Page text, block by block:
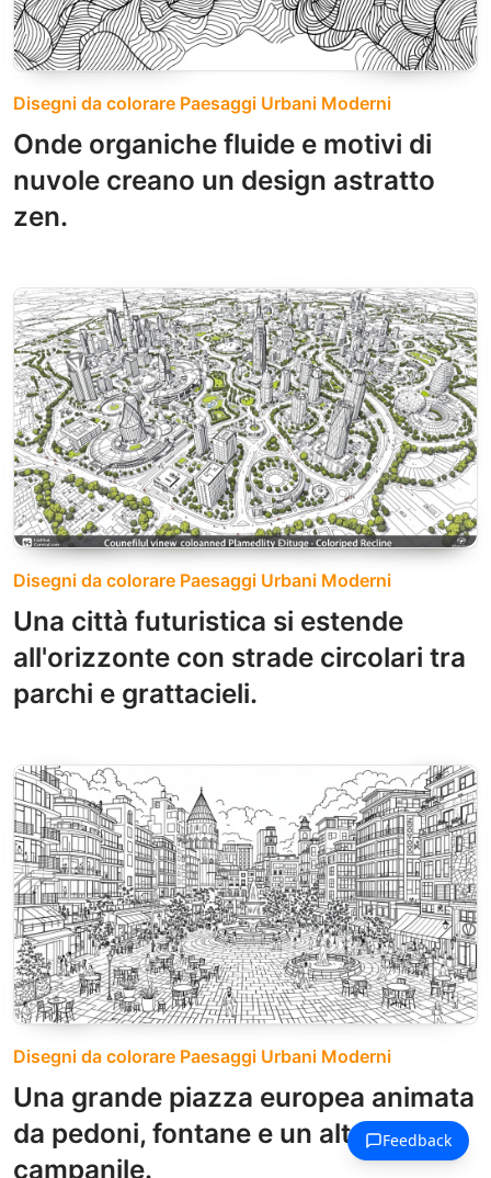
Disegni da colorare Paesaggi Urbani Moderni
Onde organiche fluide e motivi di
nuvole creano un design astratto
zen.
Disegni da colorare Paesaggi Urbani Moderni
Una città futuristica si estende
all'orizzonte con strade circolari tra
parchi e grattacieli.
Disegni da colorare Paesaggi Urbani Moderni
Una grande piazza europea animata
da pedoni, fontane e un alto
campanile.